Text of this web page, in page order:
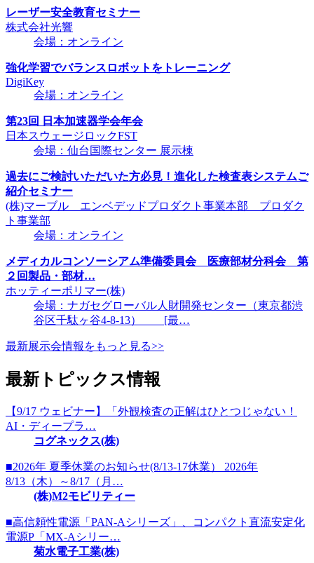
レーザー安全教育セミナー
株式会社光響
会場：オンライン
強化学習でバランスロボットをトレーニング
DigiKey
会場：オンライン
第23回 日本加速器学会年会
日本スウェージロックFST
会場：仙台国際センター 展示棟
過去にご検討いただいた方必見！進化した検査表システムご
紹介セミナー
(株)マーブル エンベデッドプロダクト事業本部 プロダク
ト事業部
会場：オンライン
メディカルコンソーシアム準備委員会 医療部材分科会 第
２回製品・部材…
ホッティーポリマー(株)
会場：ナガセグローバル人財開発センター（東京都渋
谷区千駄ヶ谷4-8-13） [最…
最新展示会情報をもっと見る>>
最新トピックス情報
【9/17 ウェビナー】「外観検査の正解はひとつじゃない！
AI・ディープラ…
コグネックス(株)
■2026年 夏季休業のお知らせ(8/13-17休業） 2026年
8/13（木）～8/17（月…
(株)M2モビリティー
■高信頼性電源「PAN-Aシリーズ」、コンパクト直流安定化
電源P「MX-Aシリー…
菊水電子工業(株)